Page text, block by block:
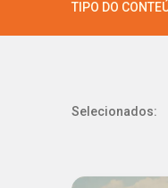
TIPO DO
PODCAST
Selecionados: